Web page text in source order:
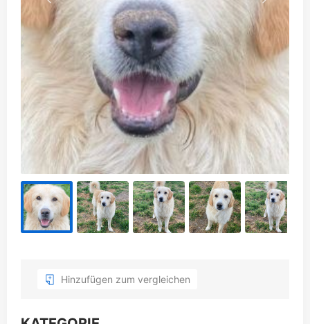
Hinzufügen zum vergleichen